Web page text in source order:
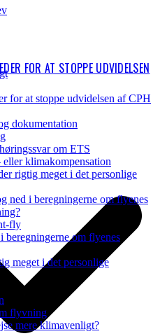
FOR AT STOPPE UDVIDELSEN
for at stoppe udvidelsen af CPH
dokumentation
om ETS
klimakompensation
rigtig meget i det personlige
ned i beregningerne om flyenes
fly
beregningerne om flyenes
meget i det personlige
flyvning
mere klimavenligt?